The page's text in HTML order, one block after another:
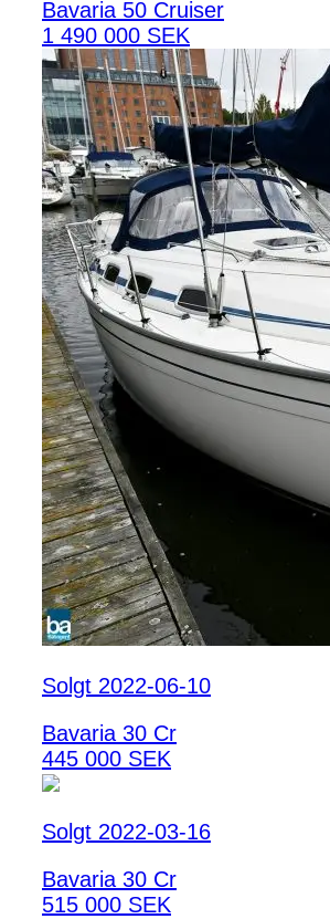
Bavaria 50 Cruiser
1 490 000 SEK
Solgt 2022-06-10
Bavaria 30 Cr
445 000 SEK
Solgt 2022-03-16
Bavaria 30 Cr
515 000 SEK